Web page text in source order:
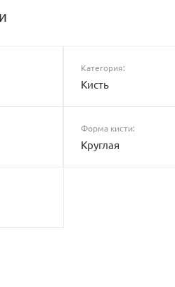
Категория:
Кисть
Форма кисти:
Круглая